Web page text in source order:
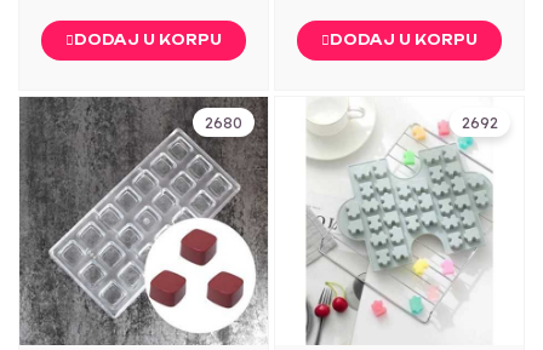
DODAJ U KORPU DODAJ U KORPU
2680 2692